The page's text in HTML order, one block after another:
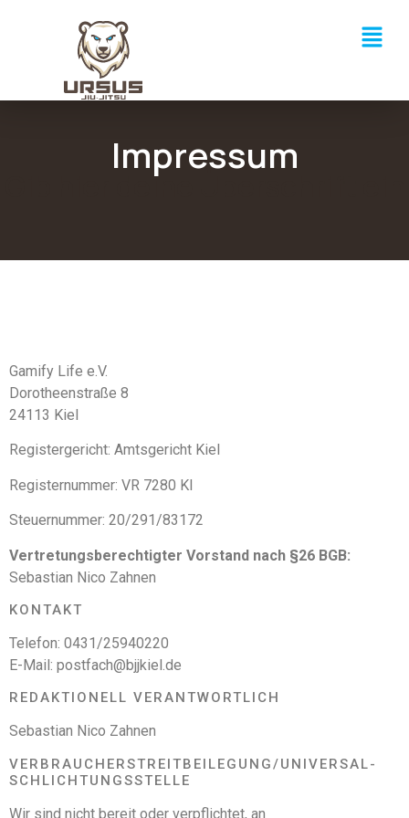
Impressum
Gib hier deine Überschrift ein
Gamify Life e.V.
Dorotheenstraße 8
24113 Kiel
Registergericht: Amtsgericht Kiel
Registernummer: VR 7280 KI
Steuernummer: 20/291/83172
Vertretungsberechtigter Vorstand nach §26 BGB:
Sebastian Nico Zahnen
KONTAKT
Telefon: 0431/25940220
E-Mail: postfach@bjjkiel.de
REDAKTIONELL VERANTWORTLICH
Sebastian Nico Zahnen
VERBRAUCHER­STREIT­BEILEGUNG/UNIVERSAL­
SCHLICHTUNGS­STELLE
Wir sind nicht bereit oder verpflichtet, an